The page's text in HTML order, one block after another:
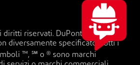
diritti riservati. DuPont™, il logo
diversamente specificato) tutti i
™, ℠ o ® sono marchi